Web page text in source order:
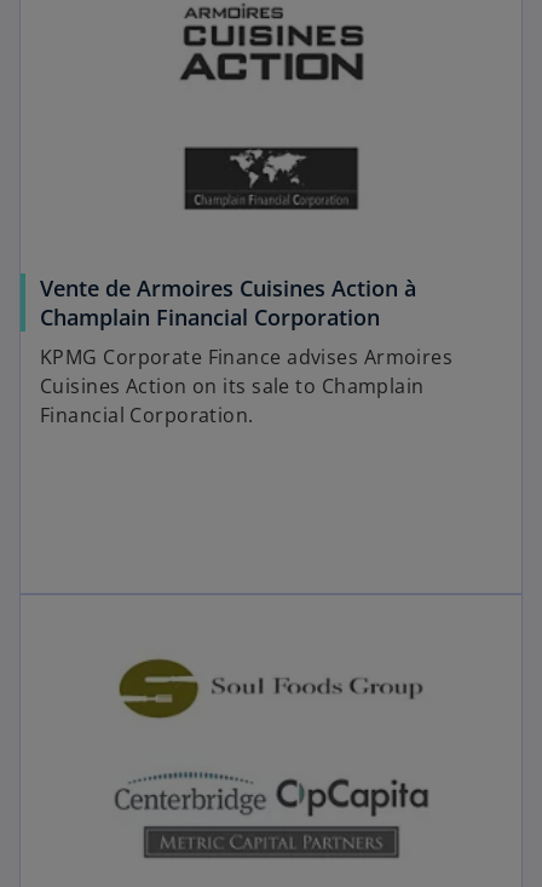
Vente de Armoires Cuisines Action à
Champlain Financial Corporation
KPMG Corporate Finance advises Armoires
Cuisines Action on its sale to Champlain
Financial Corporation.